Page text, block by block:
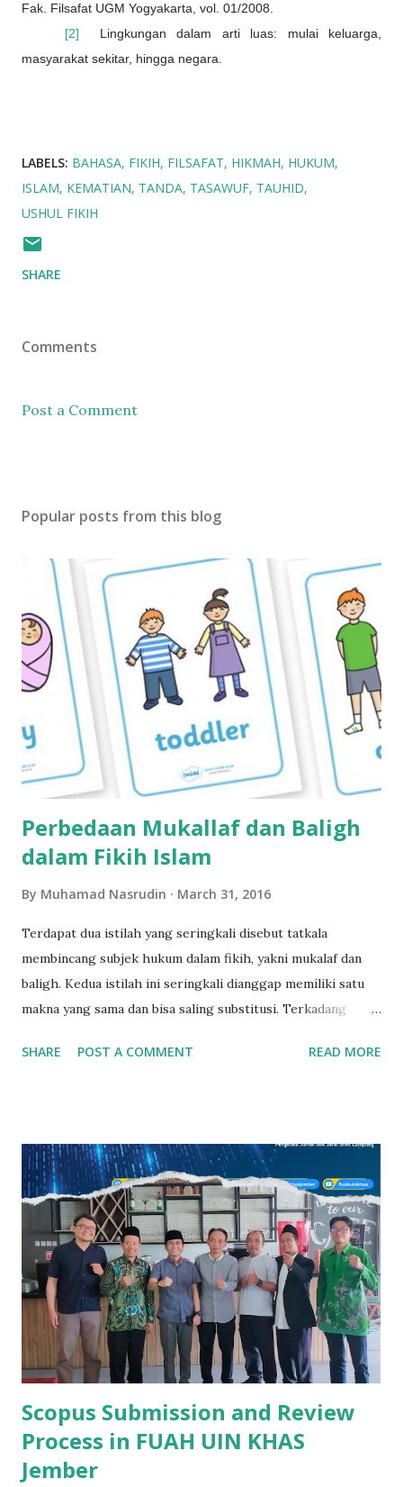
Fak. Filsafat UGM Yogyakarta, vol. 01/2008.
[2]
Lingkungan dalam arti luas: mulai keluarga,
masyarakat sekitar, hingga negara.
LABELS: BAHASA FIKIH FILSAFAT HIKMAH HUKUM
ISLAM KEMATIAN TANDA TASAWUF TAUHID
USHUL FIKIH
SHARE
Comments
Post a Comment
Popular posts from this blog
Perbedaan Mukallaf dan Baligh
dalam Fikih Islam
By Muhamad Nasrudin March 31, 2016
Terdapat dua istilah yang seringkali disebut tatkala
membincang subjek hukum dalam fikih, yakni mukalaf dan
baligh. Kedua istilah ini seringkali dianggap memiliki satu
makna yang sama dan bisa saling substitusi. Terkadang
balig. Ada pula orang lain yang menyebut kata baligh,
umumnya memahami baligh sebagai orang yang sudah
dewasa. Pengertian ini tidak salah dan sudah mendekati
kebenaran. Dalam pandangan fikih, secara tegas baligh
adalah kondisi di mana seseorang sudah mencapai usia
dewasa secara biologis. Titik tekan dalam fikih ini adalah
kedewasaan secara biologis yang lazimnya ditandai dengan
berfungsinya organ reproduksi secara sempurna.
Kesempurnaan ini bisa dilihat dari beberapa tanda fisik dan
psikis. Bagi perempuan, ovarium sudah bisa memproduksi
sel tel...
SHARE POST A COMMENT READ MORE
Scopus Submission and Review
Process in FUAH UIN KHAS
Jember